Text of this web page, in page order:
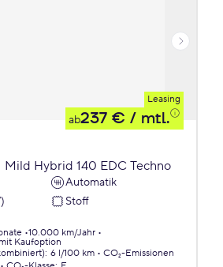
Leasing
ab237 € / mtl.
Mild Hybrid 140 EDC Techno
Automatik
Stoff
10.000 km/Jahr
mit Kaufoption
: 6 l/100 km
CO₂-Emissionen